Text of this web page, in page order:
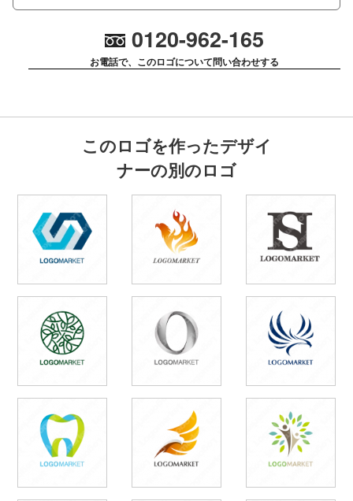
0120-962-165
お電話で、このロゴについて問い合わせする
このロゴを作ったデザイ
ナーの別のロゴ